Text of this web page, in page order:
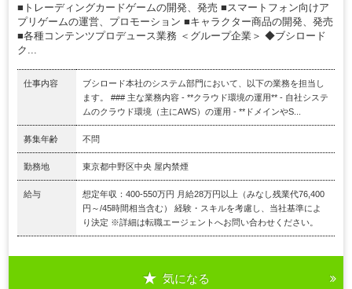
■トレーディングカードゲームの開発、発売 ■スマートフォン向けア
プリゲームの運営、プロモーション ■キャラクター商品の開発、発売
■各種コンテンツプロデュース業務 ＜グループ企業＞ ◆ブシロード
ク...
仕事内容
ブシロード本社のシステム部門において、以下の業務を担当し
ます。 ### 主な業務内容 - **クラウド環境の運用** - 自社システ
ムのクラウド環境（主にAWS）の運用 - **ドメインやS...
募集年齢 不問
勤務地 東京都中野区中央 屋内禁煙
給与
想定年収：400-550万円 月給28万円以上（みなし残業代76,400
円～/45時間相当含む） 経験・スキルを考慮し、当社基準によ
り決定 ※詳細は転職エージェントへお問い合わせください。
気になる